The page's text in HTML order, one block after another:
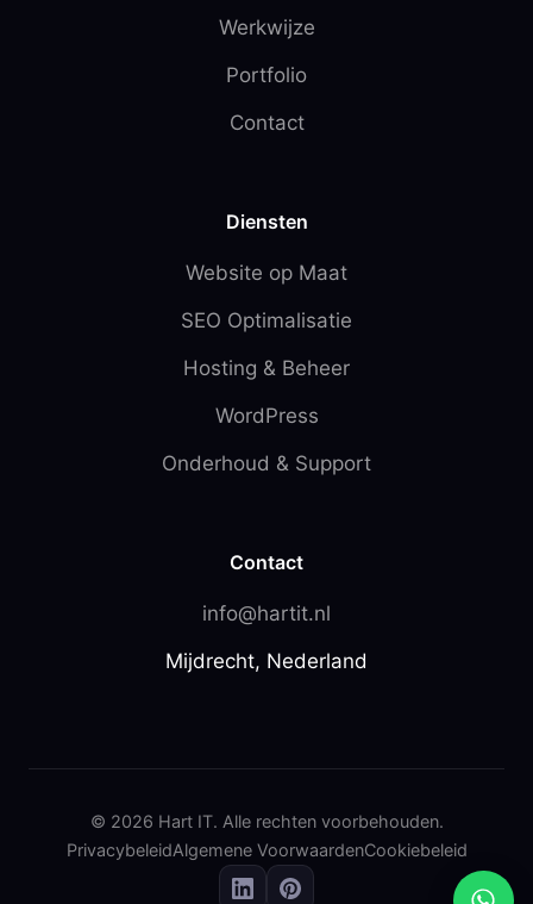
Werkwijze
Portfolio
Contact
Diensten
Website op Maat
SEO Optimalisatie
Hosting & Beheer
WordPress
Onderhoud & Support
Contact
info@hartit.nl
Mijdrecht, Nederland
© 2026 Hart IT. Alle rechten voorbehouden.
PrivacybeleidAlgemene VoorwaardenCookiebeleid